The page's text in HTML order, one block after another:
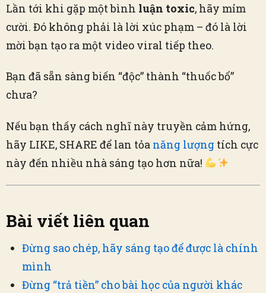
Lần tới khi gặp một bình luận toxic, hãy mỉm
cười. Đó không phải là lời xúc phạm – đó là lời
mời bạn tạo ra một video viral tiếp theo.
Bạn đã sẵn sàng biến “độc” thành “thuốc bổ”
chưa?
Nếu bạn thấy cách nghĩ này truyền cảm hứng,
hãy LIKE, SHARE để lan tỏa năng lượng tích cực
này đến nhiều nhà sáng tạo hơn nữa!
Bài viết liên quan
Đừng sao chép, hãy sáng tạo để được là chính
mình
Đừng “trả tiền” cho bài học của người khác